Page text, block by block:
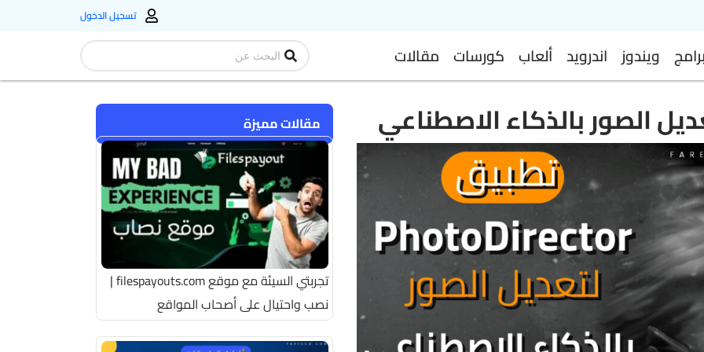
تسجيل الدخول
برامج ويندوز اندرويد ألعاب كورسات مقالات
Search
...
مقالات مميزة
تجربتي السيئة مع موقع filespayouts.com |
نصب واحتيال على أصحاب المواقع